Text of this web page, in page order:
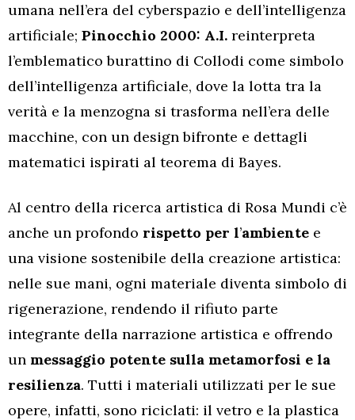
umana nell’era del cyberspazio e dell’intelligenza
artificiale; Pinocchio 2000: A.I. reinterpreta
l’emblematico burattino di Collodi come simbolo
dell’intelligenza artificiale, dove la lotta tra la
verità e la menzogna si trasforma nell’era delle
macchine, con un design bifronte e dettagli
matematici ispirati al teorema di Bayes.
Al centro della ricerca artistica di Rosa Mundi c’è
anche un profondo rispetto per l’ambiente e
una visione sostenibile della creazione artistica:
nelle sue mani, ogni materiale diventa simbolo di
rigenerazione, rendendo il rifiuto parte
integrante della narrazione artistica e offrendo
un messaggio potente sulla metamorfosi e la
resilienza. Tutti i materiali utilizzati per le sue
opere, infatti, sono riciclati: il vetro e la plastica